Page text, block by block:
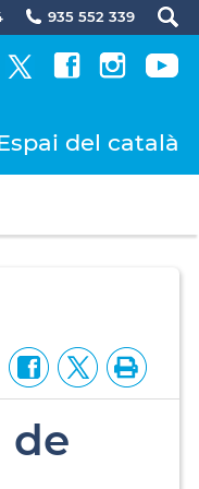
935 552 339
del català
de